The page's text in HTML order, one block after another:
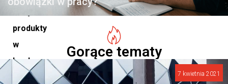
produkty
w
bardzo
różnych
Gorące tematy
7 kwietnia 2021